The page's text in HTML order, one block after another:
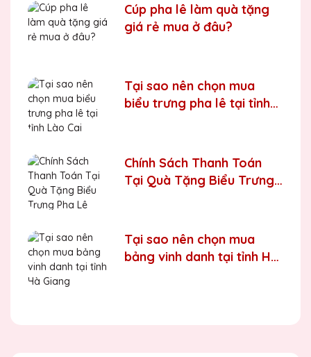
Cúp pha lê làm quà tặng
giá rẻ mua ở đâu?
Tại sao nên chọn mua
biểu trưng pha lê tại tỉnh
Chính Sách Thanh Toán
Tại Quà Tặng Biểu Trưng
Tại sao nên chọn mua
bảng vinh danh tại tỉnh Hà